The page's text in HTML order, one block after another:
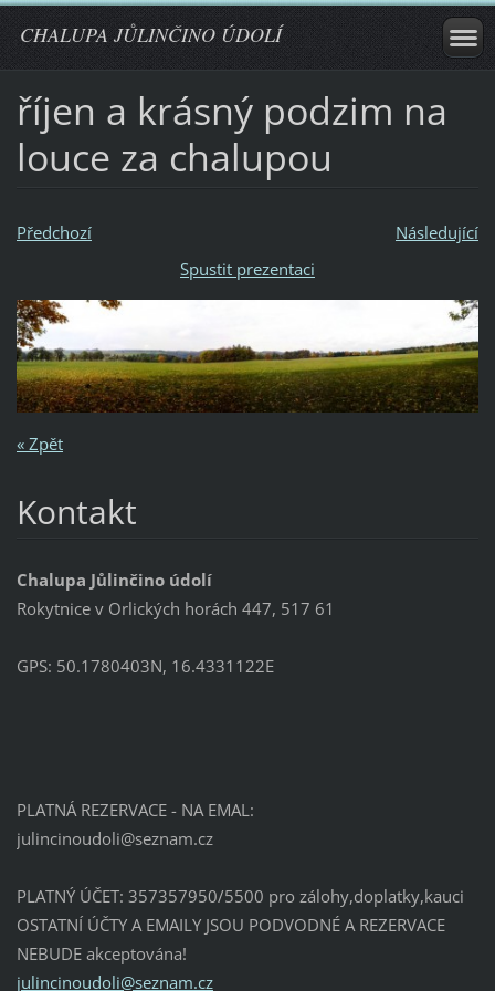
CHALUPA JŮLINČINO ÚDOLÍ
říjen a krásný podzim na
louce za chalupou
Předchozí
Následující
Spustit prezentaci
« Zpět
Kontakt
Chalupa Jůlinčino údolí
Rokytnice v Orlických horách 447, 517 61
GPS: 50.1780403N, 16.4331122E
PLATNÁ REZERVACE - NA EMAL:
julincinoudoli@seznam.cz
PLATNÝ ÚČET: 357357950/5500 pro zálohy,doplatky,kauci
OSTATNÍ ÚČTY A EMAILY JSOU PODVODNÉ A REZERVACE
NEBUDE akceptována!
julincinoudoli@seznam.cz